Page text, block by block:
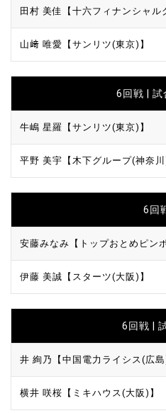
田村 美佳【十六フィナンシャル
山﨑 唯愛【サンリツ(東京)】
6回戦 | 試
牛嶋 星羅【サンリツ(東京)】
平野 美宇【木下グループ(神奈川
6回
安藤みなみ【トップおとめピン
伊藤 美誠【スターツ(大阪)】
6回戦 |
井 絢乃【中国電力ライシス(広島
横井 咲桜【ミキハウス(大阪)】